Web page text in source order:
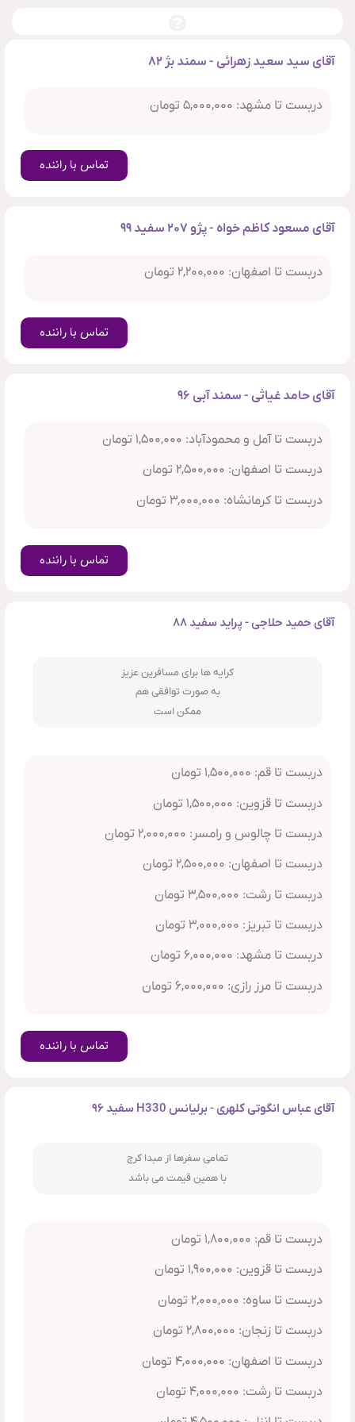
آقای سید سعید زهرائی - سمند بژ ۸۲
دربست تا مشهد: ۵,۰۰۰,۰۰۰ تومان
تماس با راننده
آقای مسعود کاظم خواه - پژو ۲۰۷ سفید ۹۹
دربست تا اصفهان: ۲,۲۰۰,۰۰۰ تومان
تماس با راننده
آقای حامد غیاثی - سمند آبی ۹۶
دربست تا آمل و محمودآباد: ۱,۵۰۰,۰۰۰ تومان
دربست تا اصفهان: ۲,۵۰۰,۰۰۰ تومان
دربست تا کرمانشاه: ۳,۰۰۰,۰۰۰ تومان
تماس با راننده
آقای حمید حلاجی - پراید سفید ۸۸
کرایه ها برای مسافرین عزیز
به صورت توافقی هم
ممکن است
دربست تا قم: ۱,۵۰۰,۰۰۰ تومان
دربست تا قزوین: ۱,۵۰۰,۰۰۰ تومان
دربست تا چالوس و رامسر: ۲,۰۰۰,۰۰۰ تومان
دربست تا اصفهان: ۲,۵۰۰,۰۰۰ تومان
دربست تا رشت: ۳,۵۰۰,۰۰۰ تومان
دربست تا تبریز: ۳,۰۰۰,۰۰۰ تومان
دربست تا مشهد: ۶,۰۰۰,۰۰۰ تومان
دربست تا مرز رازی: ۶,۰۰۰,۰۰۰ تومان
تماس با راننده
آقای عباس انگوتی کلهری - برلیانس H330 سفید ۹۶
تمامی سفرها از مبدا کرج
با همین قیمت می باشد
دربست تا قم: ۱,۸۰۰,۰۰۰ تومان
دربست تا قزوین: ۱,۹۰۰,۰۰۰ تومان
دربست تا ساوه: ۲,۰۰۰,۰۰۰ تومان
دربست تا زنجان: ۲,۸۰۰,۰۰۰ تومان
دربست تا اصفهان: ۴,۰۰۰,۰۰۰ تومان
دربست تا رشت: ۴,۰۰۰,۰۰۰ تومان